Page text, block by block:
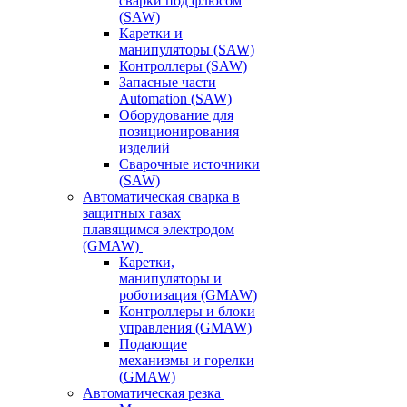
(SAW)
Каретки и
манипуляторы (SAW)
Контроллеры (SAW)
Запасные части
Automation (SAW)
Оборудование для
позиционирования
изделий
Сварочные источники
(SAW)
Автоматическая сварка в
защитных газах
плавящимся электродом
(GMAW)
Каретки,
манипуляторы и
роботизация (GMAW)
Контроллеры и блоки
управления (GMAW)
Подающие
механизмы и горелки
(GMAW)
Автоматическая резка